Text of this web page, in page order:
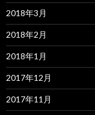
2018年3月
2018年2月
2018年1月
2017年12月
2017年11月